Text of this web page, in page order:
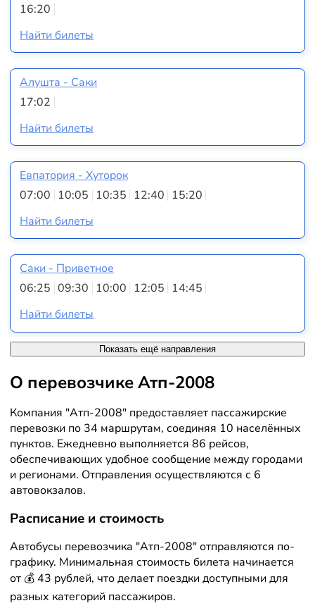
16:20
Найти билеты
Алушта - Саки
17:02
Найти билеты
Евпатория - Хуторок
07:00 10:05 10:35 12:40 15:20
Найти билеты
Саки - Приветное
06:25 09:30 10:00 12:05 14:45
Найти билеты
Показать ещё направления
О перевозчике Атп-2008
Компания "Атп-2008" предоставляет пассажирские
перевозки по 34 маршрутам, соединяя 10 населённых
пунктов. Ежедневно выполняется 86 рейсов,
обеспечивающих удобное сообщение между городами
и регионами. Отправления осуществляются с 6
автовокзалов.
Расписание и стоимость
Автобусы перевозчика "Атп-2008" отправляются по-
графику. Минимальная стоимость билета начинается
от 💰 43 рублей, что делает поездки доступными для
разных категорий пассажиров.